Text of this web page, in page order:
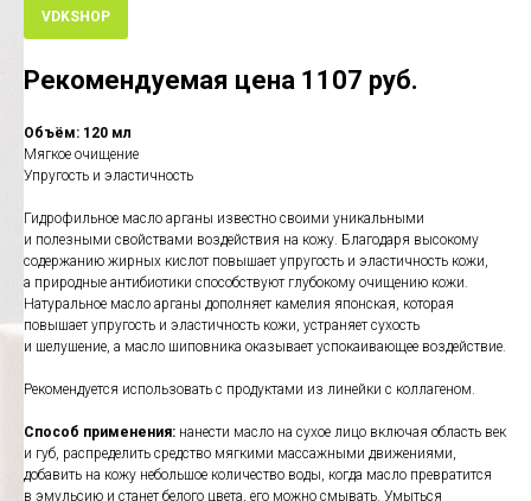
VDKSHOP
Рекомендуемая цена 1107 руб.
Объём: 120 мл
Мягкое очищение
Упругость и эластичность
Гидрофильное масло арганы известно своими уникальными
и полезными свойствами воздействия на кожу. Благодаря высокому
содержанию жирных кислот повышает упругость и эластичность кожи,
а природные антибиотики способствуют глубокому очищению кожи.
Натуральное масло арганы дополняет камелия японская, которая
повышает упругость и эластичность кожи, устраняет сухость
и шелушение, а масло шиповника оказывает успокаивающее воздействие.
Рекомендуется использовать с продуктами из линейки с коллагеном.
Способ применения: нанести масло на сухое лицо включая область век
и губ, распределить средство мягкими массажными движениями,
добавить на кожу небольшое количество воды, когда масло превратится
в эмульсию и станет белого цвета, его можно смывать. Умыться